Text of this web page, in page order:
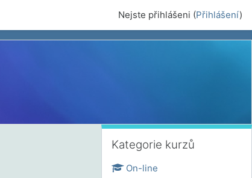
Nejste přihlášeni (Přihlášení)
Přeskočit: Kategorie kurzů
Kategorie kurzů
On-line